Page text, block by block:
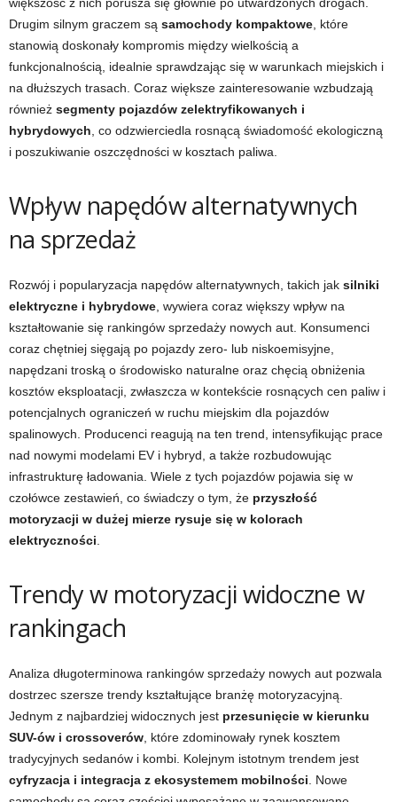
Drugim silnym graczem są samochody kompaktowe , które
stanowią doskonały kompromis między wielkością a
funkcjonalnością, idealnie sprawdzając się w warunkach miejskich i
na dłuższych trasach. Coraz większe zainteresowanie wzbudzają
również segmenty pojazdów zelektryfikowanych i
hybrydowych , co odzwierciedla rosnącą świadomość ekologiczną
i poszukiwanie oszczędności w kosztach paliwa.
Wpływ napędów alternatywnych
na sprzedaż
Rozwój i popularyzacja napędów alternatywnych, takich jak silniki
elektryczne i hybrydowe , wywiera coraz większy wpływ na
kształtowanie się rankingów sprzedaży nowych aut. Konsumenci
coraz chętniej sięgają po pojazdy zero- lub niskoemisyjne,
napędzani troską o środowisko naturalne oraz chęcią obniżenia
kosztów eksploatacji, zwłaszcza w kontekście rosnących cen paliw i
potencjalnych ograniczeń w ruchu miejskim dla pojazdów
spalinowych. Producenci reagują na ten trend, intensyfikując prace
nad nowymi modelami EV i hybryd, a także rozbudowując
infrastrukturę ładowania. Wiele z tych pojazdów pojawia się w
czołówce zestawień, co świadczy o tym, że przyszłość
motoryzacji w dużej mierze rysuje się w kolorach
elektryczności
Trendy w motoryzacji widoczne w
rankingach
Analiza długoterminowa rankingów sprzedaży nowych aut pozwala
dostrzec szersze trendy kształtujące branżę motoryzacyjną.
Jednym z najbardziej widocznych jest przesunięcie w kierunku
SUV-ów i crossoverów , które zdominowały rynek kosztem
tradycyjnych sedanów i kombi. Kolejnym istotnym trendem jest
cyfryzacja i integracja z ekosystemem mobilności . Nowe